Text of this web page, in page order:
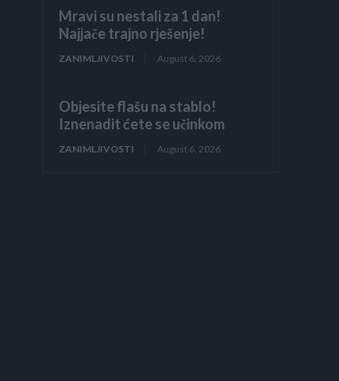
Mravi su nestali za 1 dan!
Najjače trajno rješenje!
ZANIMLJIVOSTI August 6, 2026
Objesite flašu na stablo!
Iznenadit ćete se učinkom
ZANIMLJIVOSTI August 6, 2026